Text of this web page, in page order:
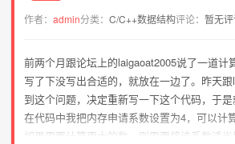
作者：admin分类：C/C++数据结构评论：暂无
前两个月跟论坛上的laigaoat2005说了一道计
写了下没写出合适的，就放在一边了。昨天
到这个问题，决定重新写一下这个代码，于是
在代码中我把内存申请系数设置为4，可以计
如果需要计算更大的数，则需要将该系数适